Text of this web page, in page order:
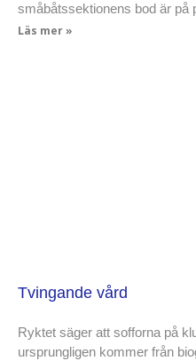
småbåtssektionens bod är på
Läs mer »
Tvingande vård
Ryktet säger att sofforna på
ursprungligen kommer från